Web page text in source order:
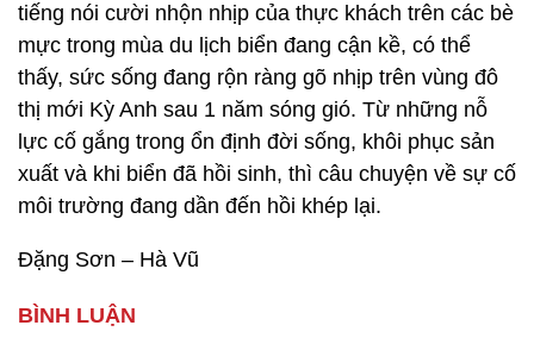
tiếng nói cười nhộn nhịp của thực khách trên các bè
mực trong mùa du lịch biển đang cận kề, có thể
thấy, sức sống đang rộn ràng gõ nhịp trên vùng đô
thị mới Kỳ Anh sau 1 năm sóng gió. Từ những nỗ
lực cố gắng trong ổn định đời sống, khôi phục sản
xuất và khi biển đã hồi sinh, thì câu chuyện về sự cố
môi trường đang dần đến hồi khép lại.
Đặng Sơn – Hà Vũ